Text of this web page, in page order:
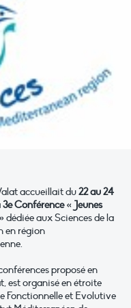
accueillait du22 au 24
3e Conférence « Jeunes
dédiée aux Sciences de la
en région
proposé en
est organisé en étroite
Fonctionnelle et Evolutive